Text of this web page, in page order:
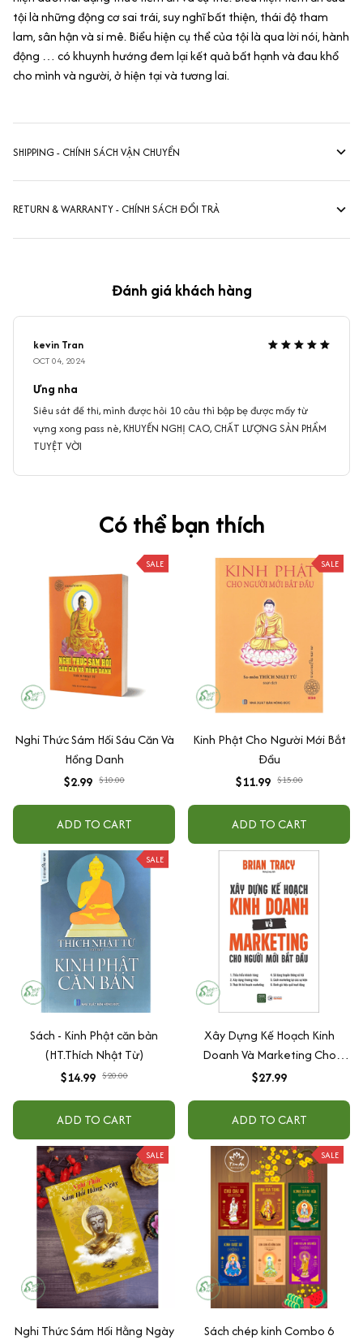
tội là những động cơ sai trái, suy nghĩ bất thiện, thái độ tham
lam, sân hận và si mê. Biểu hiện cụ thể của tội là qua lời nói, hành
động … có khuynh hướng đem lại kết quả bất hạnh và đau khổ
cho mình và người, ở hiện tại và tương lai.
SHIPPING - CHÍNH SÁCH VẬN CHUYỂN
RETURN & WARRANTY - CHÍNH SÁCH ĐỔI TRẢ
Đánh giá khách hàng
kevin Tran
OCT 04, 2024
Ưng nha
Siêu sát đề thi, mình được hỏi 10 câu thì bập bẹ được mấy từ
vựng xong pass nè, KHUYẾN NGHỊ CAO, CHẤT LƯỢNG SẢN PHẨM
TUYỆT VỜI
Có thể bạn thích
SALE
Nghi Thức Sám Hối Sáu Căn Và
Hồng Danh
$2.99 $10.00
ADD TO CART
SALE
Kinh Phật Cho Người Mới Bắt
Đầu
$11.99 $15.00
ADD TO CART
SALE
Sách - Kinh Phật căn bản
(HT.Thích Nhật Từ)
$14.99 $20.00
ADD TO CART
Xây Dựng Kế Hoạch Kinh
Doanh Và Marketing Cho
Người Mới Bắt Đầu
$27.99
ADD TO CART
SALE
Nghi Thức Sám Hối Hằng Ngày
SALE
Sách chép kinh Combo 6